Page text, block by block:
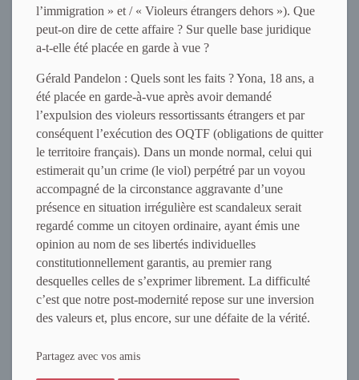
l’immigration » et / « Violeurs étrangers dehors »). Que
peut-on dire de cette affaire ? Sur quelle base juridique
a-t-elle été placée en garde à vue ?
Gérald Pandelon : Quels sont les faits ? Yona, 18 ans, a
été placée en garde-à-vue après avoir demandé
l’expulsion des violeurs ressortissants étrangers et par
conséquent l’exécution des OQTF (obligations de quitter
le territoire français). Dans un monde normal, celui qui
estimerait qu’un crime (le viol) perpétré par un voyou
accompagné de la circonstance aggravante d’une
présence en situation irrégulière est scandaleux serait
regardé comme un citoyen ordinaire, ayant émis une
opinion au nom de ses libertés individuelles
constitutionnellement garantis, au premier rang
desquelles celles de s’exprimer librement. La difficulté
c’est que notre post-modernité repose sur une inversion
des valeurs et, plus encore, sur une défaite de la vérité.
Partagez avec vos amis